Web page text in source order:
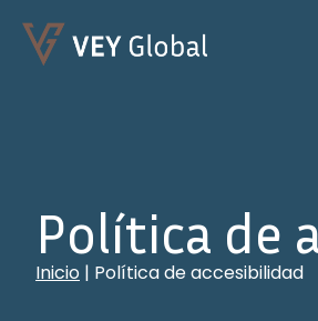
Política de
Inicio | Política de accesibilidad